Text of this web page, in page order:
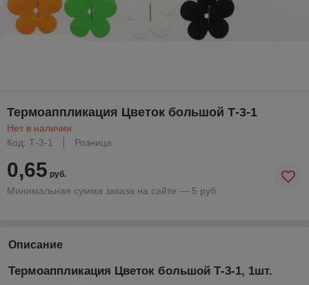
Термоаппликация Цветок большой Т-3-1
Нет в наличии
Код: Т-3-1
Розница
0,65 руб.
Минимальная сумма заказа на сайте — 5 руб.
Описание
Термоаппликация Цветок большой Т-3-1, 1шт.